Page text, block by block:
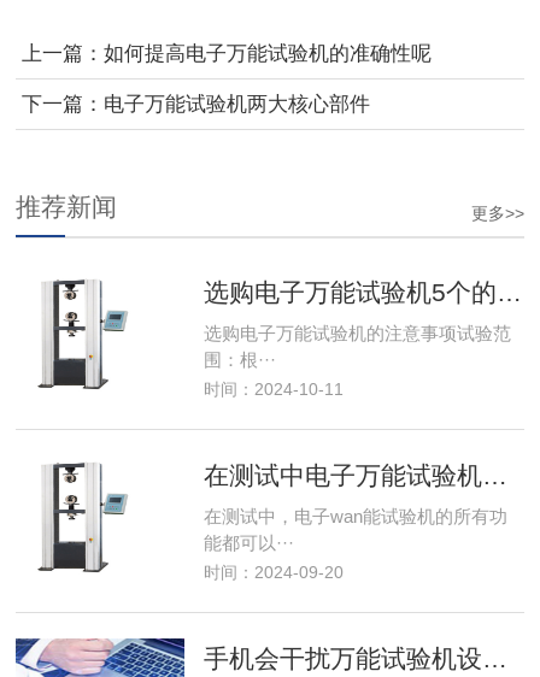
上一篇： 如何提高电子万能试验机的准确性呢
下一篇： 电子万能试验机两大核心部件
更多>>
推荐新闻
选购电子万能试验机5个的注意事项
选购电子万能试验机的注意事项试验范
围：根···
时间：2024-10-11
在测试中电子万能试验机功能使用
在测试中，电子wan能试验机的所有功
能都可以···
时间：2024-09-20
手机会干扰万能试验机设备吗